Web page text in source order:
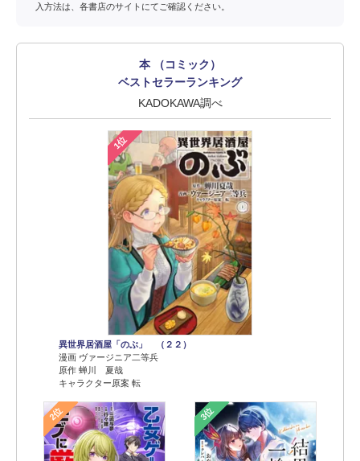
入方法は、各書店のサイトにてご確認ください。
本 （コミック）
ベストセラーランキング
KADOKAWA調べ
1位
異世界居酒屋「のぶ」 （２２）
漫画 ヴァージニア二等兵
原作 蝉川 夏哉
キャラクター原案 転
2位 3位